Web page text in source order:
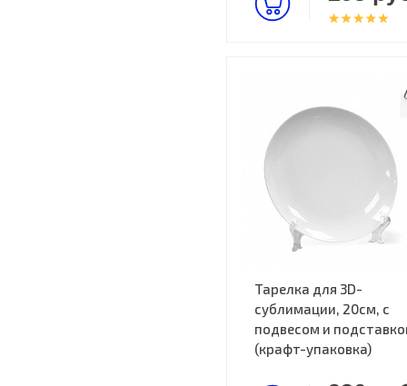
Тарелка для 3D-
сублимации, 20см, с
подвесом и
(крафт-упаковка)